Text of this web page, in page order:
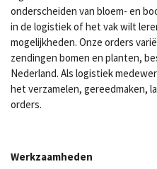
onderscheiden van bloem- en
in de logistiek of het vak wilt
mogelijkheden. Onze orders
zendingen bomen en planten,
Nederland. Als logistiek
het verzamelen, gereedmaken,
orders.
Werkzaamheden